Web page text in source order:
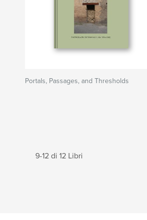
Portals, Passages, and Thresholds
9-12 di 12 Libri